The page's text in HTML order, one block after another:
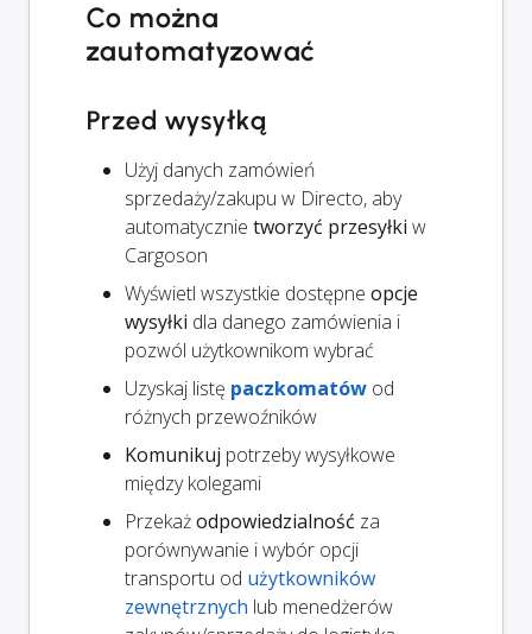
Co można
zautomatyzować
Przed wysyłką
Użyj danych zamówień
sprzedaży/zakupu w Directo, aby
automatycznie tworzyć przesyłki w
Cargoson
Wyświetl wszystkie dostępne opcje
wysyłki dla danego zamówienia i
pozwól użytkownikom wybrać
Uzyskaj listę paczkomatów od
różnych przewoźników
Komunikuj potrzeby wysyłkowe
między kolegami
Przekażodpowiedzialność za
porównywanie i wybór opcji
transportu od użytkowników
zewnętrznych lub menedżerów